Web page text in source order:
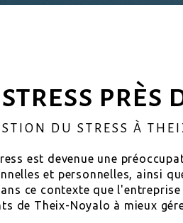
près
DU STRESS À
est devenue une
et personnelles, ainsi
ce contexte que
de Theix-Noyalo à mieux